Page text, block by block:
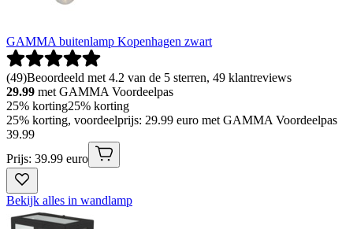
GAMMA buitenlamp Kopenhagen zwart
(49)Beoordeeld met 4.2 van de 5 sterren, 49 klantreviews
29.99 met GAMMA Voordeelpas
25% korting25% korting
25% korting, voordeelprijs: 29.99 euro met GAMMA Voordeelpas
39.99
Prijs: 39.99 euro
Bekijk alles in wandlamp